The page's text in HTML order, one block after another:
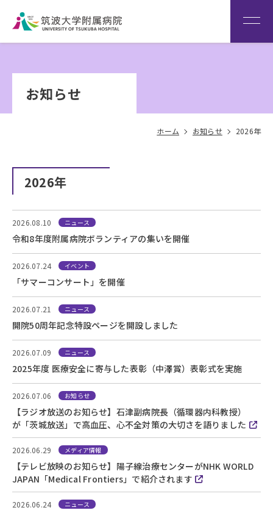
患者さん専用回線
（※本院は全科予約制です）
Language
お知らせ
ホーム お知らせ 2026年
2026年
2026.08.10 ニュース
令和8年度附属病院ボランティアの集いを開催
2026.07.24 イベント
「サマーコンサート」を開催
2026.07.21 ニュース
開院50周年記念特設ページを開設しました
2026.07.09 ニュース
2025年度 医療安全に寄与した表彰（中澤賞）表彰式を実施
2026.07.06 お知らせ
【ラジオ放送のお知らせ】石津副病院長（循環器内科教授）
が「茨城放送」で高血圧、心不全対策の大切さを語りました
2026.06.29 メディア情報
【テレビ放映のお知らせ】陽子線治療センターがNHK WORLD
JAPAN「Medical Frontiers」で紹介されます
2026.06.24 ニュース